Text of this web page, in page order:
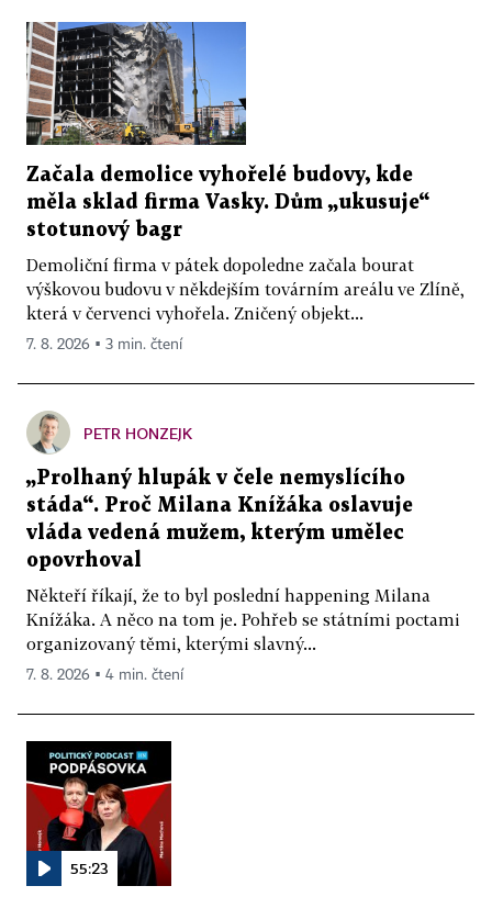
Začala demolice vyhořelé budovy, kde
měla sklad firma Vasky. Dům „ukusuje“
stotunový bagr
Demoliční firma v pátek dopoledne začala bourat
výškovou budovu v někdejším továrním areálu ve Zlíně,
která v červenci vyhořela. Zničený objekt...
7. 8. 2026 ▪ 3 min. čtení
PETR HONZEJK
„Prolhaný hlupák v čele nemyslícího
stáda“. Proč Milana Knížáka oslavuje
vláda vedená mužem, kterým umělec
opovrhoval
Někteří říkají, že to byl poslední happening Milana
Knížáka. A něco na tom je. Pohřeb se státními poctami
organizovaný těmi, kterými slavný...
7. 8. 2026 ▪ 4 min. čtení
55:23